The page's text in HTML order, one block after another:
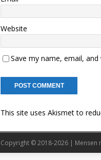
Website
Save my name, email,
This site uses Akismet to
Copyright © 2018-2026 |